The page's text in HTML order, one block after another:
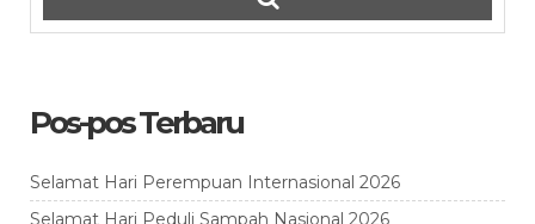
Pos-pos Terbaru
Selamat Hari Perempuan Internasional 2026
Selamat Hari Peduli Sampah Nasional 2026